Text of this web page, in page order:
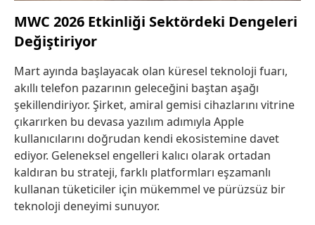
MWC 2026 Etkinliği Sektördeki Dengeleri
Değiştiriyor
Mart ayında başlayacak olan küresel teknoloji fuarı,
akıllı telefon pazarının geleceğini baştan aşağı
şekillendiriyor. Şirket, amiral gemisi cihazlarını vitrine
çıkarırken bu devasa yazılım adımıyla Apple
kullanıcılarını doğrudan kendi ekosistemine davet
ediyor. Geleneksel engelleri kalıcı olarak ortadan
kaldıran bu strateji, farklı platformları eşzamanlı
kullanan tüketiciler için mükemmel ve pürüzsüz bir
teknoloji deneyimi sunuyor.